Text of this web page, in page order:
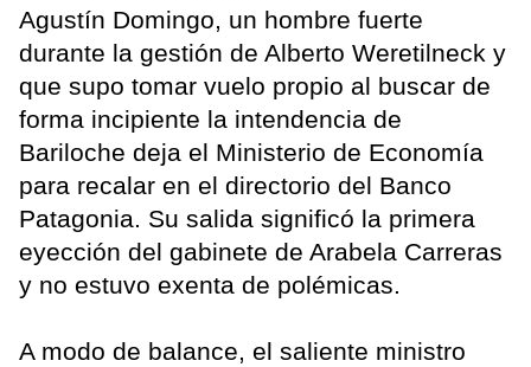
Agustín Domingo, un hombre fuerte
durante la gestión de Alberto Weretilneck y
que supo tomar vuelo propio al buscar de
forma incipiente la intendencia de
Bariloche deja el Ministerio de Economía
para recalar en el directorio del Banco
Patagonia. Su salida significó la primera
eyección del gabinete de Arabela Carreras
y no estuvo exenta de polémicas.
A modo de balance, el saliente ministro